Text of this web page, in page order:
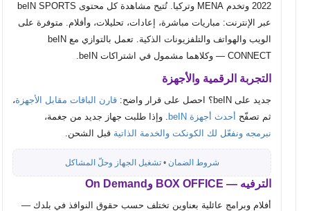
2022 وتخدم MENA وتركيا. تُتيح مشاهدة كل محتوى beIN SPORTS
عبر الإنترنت: مباريات مباشرة، إعادات، تحليلات، وأفلام. متوفرة على
الويب والهواتف والتلفزيونات الذكية. تعمل بالتوازي مع beIN
CONNECT — وكلاهما مشمول في اشتراكات beIN.
التجربة الرقمية والأجهزة
جديد على beIN؟ احصل على قرار واضح: قارن الباقات مقابل الأجهزة،
ثم تصفّح أحدث أجهزة beIN
. وإذا طلبت جهاز جديد من جغمة،
نبرمجه ونفعّل لك الكونكت والخدمة الذاتية قبل الشحن.
شروط الضمان •تشغيل الجهاز وحلّ المشاكل
الترفيه — BOX OFFICE وOn Demand
أفلام وبرامج عائلية بعناوين تختلف حسب حقوق النوافذ في بلدك —